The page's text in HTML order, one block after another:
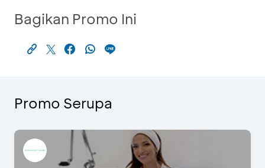
Bagikan Promo Ini
Promo Serupa